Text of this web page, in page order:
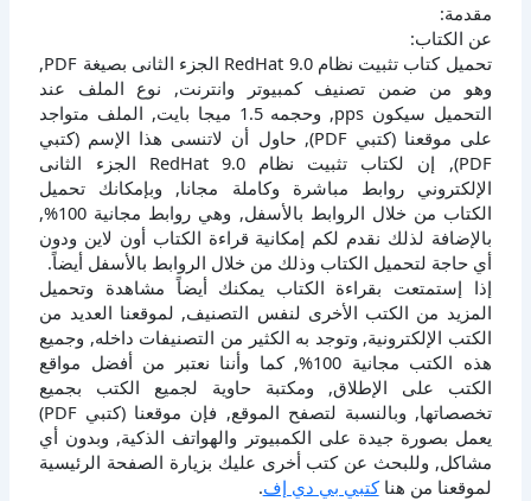
مقدمة:
عن الكتاب:
تحميل كتاب تثبيت نظام RedHat 9.0 الجزء الثانى بصيغة PDF,
وهو من ضمن تصنيف كمبيوتر وانترنت, نوع الملف عند
التحميل سيكون pps, وحجمه 1.5 ميجا بايت, الملف متواجد
على موقعنا (كتبي PDF), حاول أن لاتنسى هذا الإسم (كتبي
PDF), إن لكتاب تثبيت نظام RedHat 9.0 الجزء الثانى
الإلكتروني روابط مباشرة وكاملة مجانا, وبإمكانك تحميل
الكتاب من خلال الروابط بالأسفل, وهي روابط مجانية 100%,
بالإضافة لذلك نقدم لكم إمكانية قراءة الكتاب أون لاين ودون
أي حاجة لتحميل الكتاب وذلك من خلال الروابط بالأسفل أيضاً.
إذا إستمتعت بقراءة الكتاب يمكنك أيضاً مشاهدة وتحميل
المزيد من الكتب الأخرى لنفس التصنيف, لموقعنا العديد من
الكتب الإلكترونية, وتوجد به الكثير من التصنيفات داخله, وجميع
هذه الكتب مجانية 100%, كما وأننا نعتبر من أفضل مواقع
الكتب على الإطلاق, ومكتبة حاوية لجميع الكتب بجميع
تخصصاتها, وبالنسبة لتصفح الموقع, فإن موقعنا (كتبي PDF)
يعمل بصورة جيدة على الكمبيوتر والهواتف الذكية, وبدون أي
مشاكل, وللبحث عن كتب أخرى عليك بزيارة الصفحة الرئيسية
لموقعنا من هناكتبي بي دي إف.